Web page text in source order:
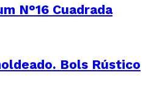
N°16 Cuadrada
Bols Rústico